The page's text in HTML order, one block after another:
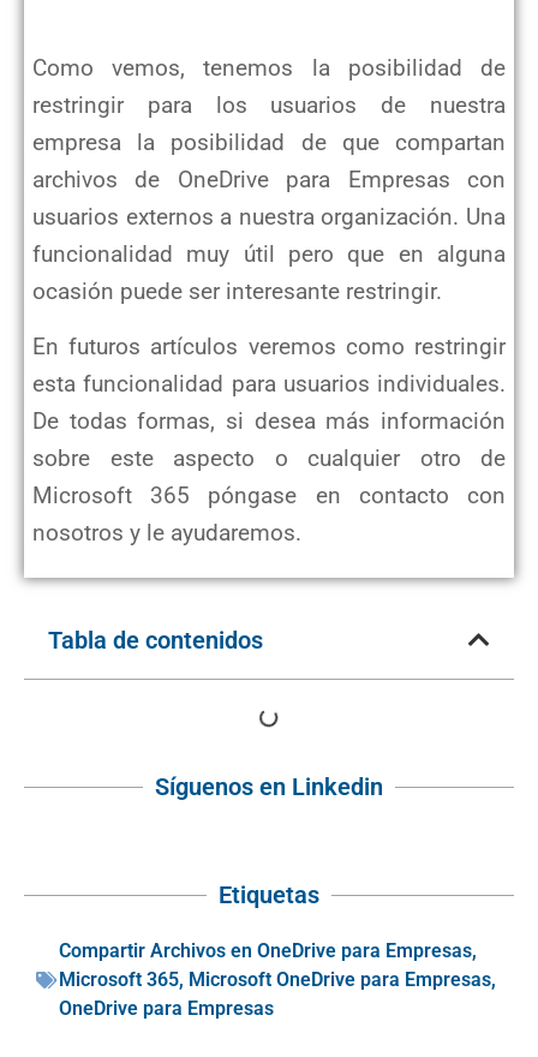
Como vemos, tenemos la posibilidad de
restringir para los usuarios de nuestra
empresa la posibilidad de que compartan
archivos de OneDrive para Empresas con
usuarios externos a nuestra organización. Una
funcionalidad muy útil pero que en alguna
ocasión puede ser interesante restringir.
En futuros artículos veremos como restringir
esta funcionalidad para usuarios individuales.
De todas formas, si desea más información
sobre este aspecto o cualquier otro de
Microsoft 365 póngase en contacto con
nosotros y le ayudaremos.
Tabla de contenidos
Síguenos en Linkedin
Etiquetas
Compartir Archivos en OneDrive para Empresas,
Microsoft 365, Microsoft OneDrive para Empresas,
OneDrive para Empresas